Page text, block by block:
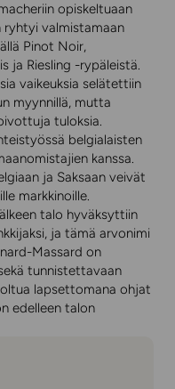
opiskeltuaan
ryhtyi valmistamaan
Pinot Noir,
ja Riesling -rypäleistä.
vaikeuksia selätettiin
myynnillä, mutta
tuloksia.
belgialaisten
kanssa.
ja Saksaan veivät
markkinoille.
talo hyväksyttiin
ja tämä arvonimi
Massard on
tunnistettavaan
lapsettomana ohjat
edelleen talon